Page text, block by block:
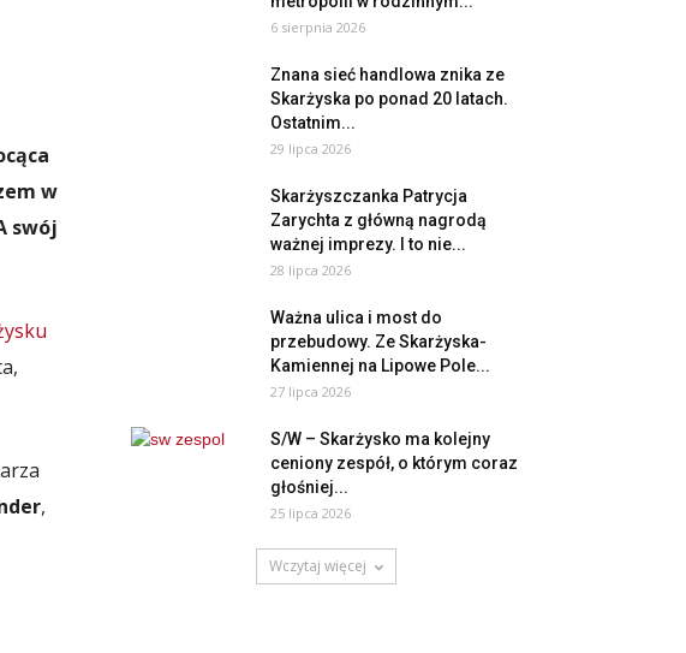
w
swój
,
6 sierpnia 2026
Znana sieć handlowa znika ze
Skarżyska po ponad 20 latach.
Ostatnim...
29 lipca 2026
Skarżyszczanka Patrycja
Zarychta z główną nagrodą
ważnej imprezy. I to nie...
28 lipca 2026
Ważna ulica i most do
przebudowy. Ze Skarżyska-
Kamiennej na Lipowe Pole...
27 lipca 2026
S/W – Skarżysko ma kolejny
ceniony zespół, o którym coraz
głośniej...
25 lipca 2026
Wczytaj więcej